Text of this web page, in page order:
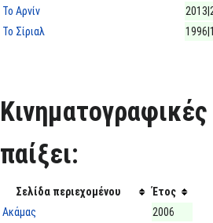
Το Αρνίν
Το Σίριαλ
Κινηματογραφικές
παίξει:
Σελίδα περιεχομένου
Έτος
Ακάμας
2006